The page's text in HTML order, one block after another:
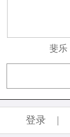
斐乐
登录